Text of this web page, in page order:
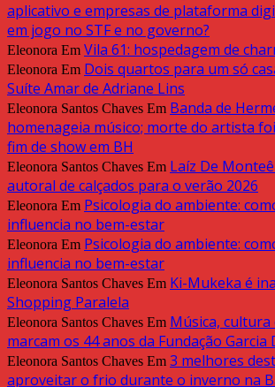
aplicativo e empresas de plataforma
em jogo no STF e no governo?
Eleonora Em Vila 61: hospedagem de
Eleonora Em Dois quartos para um só
Suíte Amar de Adriane Lins
Eleonora Santos Chaves Em Banda de
homenageia músico; morte do artista
fim de show em BH
Eleonora Santos Chaves Em Laíz De
autoral de calçados para o verão 2026
Eleonora Em Psicologia do ambiente:
influencia no bem-estar
Eleonora Em Psicologia do ambiente:
influencia no bem-estar
Eleonora Santos Chaves Em Ki-Mukeka é
Shopping Paralela
Eleonora Santos Chaves Em Música, cultura
marcam os 44 anos da Fundação Garcia
Eleonora Santos Chaves Em 3 melhores
aproveitar o frio durante o inverno na